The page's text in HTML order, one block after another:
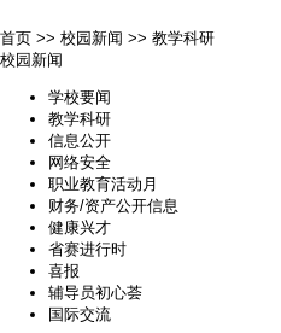
首页 >> 校园新闻 >> 教学科研
校园新闻
学校要闻
教学科研
信息公开
网络安全
职业教育活动月
财务/资产公开信息
健康兴才
省赛进行时
喜报
辅导员初心荟
国际交流